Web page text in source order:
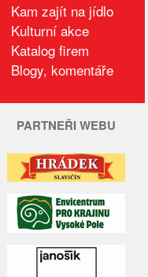
Kam zajít na jídlo
Kulturní akce
Katalog firem
Blogy, komentáře
PARTNEŘI WEBU